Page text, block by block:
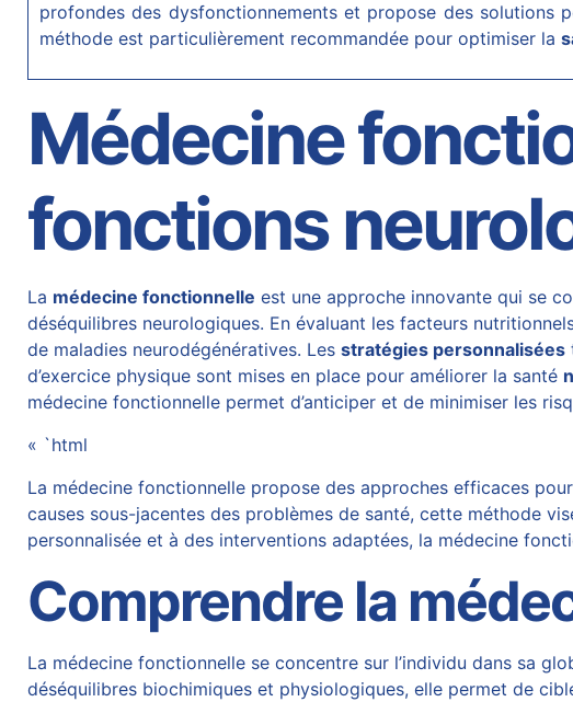
profondes des dysfonctionnements et propose des solutions
méthode est particulièrement recommandée pour optimiser la
Médecine
fonctions
La médecine fonctionnelle est une approche innovante qui se
déséquilibres neurologiques. En évaluant les facteurs
de maladies neurodégénératives. Lesstratégies personnalisées
d’exercice physique sont mises en place pour améliorer la santé
médecine fonctionnelle permet d’anticiper et de minimiser les
« `html
La médecine fonctionnelle propose des approches efficaces
causes sous-jacentes des problèmes de santé, cette méthode
personnalisée et à des interventions adaptées, la médecine
Comprendre la
La médecine fonctionnelle se concentre sur l’individu dans sa
déséquilibres biochimiques et physiologiques, elle permet de